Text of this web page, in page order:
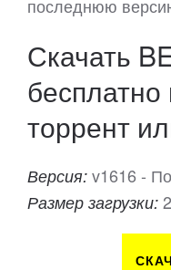
последнюю
Скачать
бесплатно
торрент
Версия: v1616 -
Размер загрузки: